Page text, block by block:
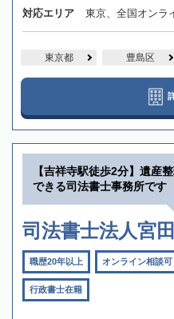
対応エリア 東京、全国オンラ
東京都 豊島区
【吉祥寺駅徒歩2分】遺産
できる司法書士事務所です
司法書士法人宮
職歴20年以上 オンライン相談可
行政書士在籍